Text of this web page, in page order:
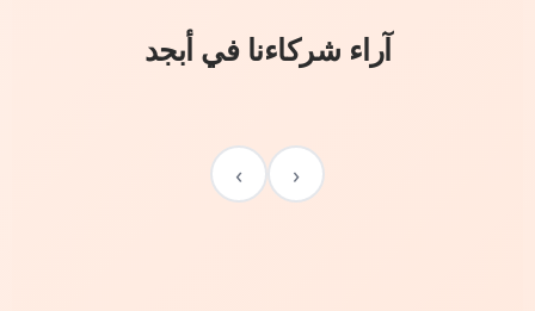
آراء شركاءنا في أبجد
‹
›